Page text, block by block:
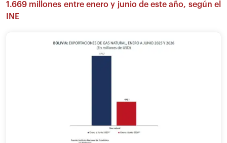
1.669 millones entre enero y junio de este año, según el
INE